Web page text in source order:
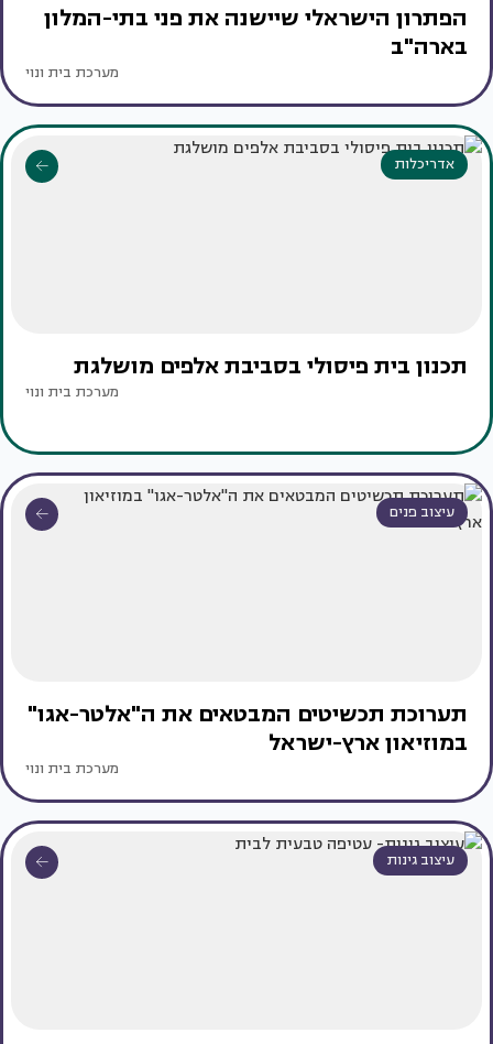
הפתרון הישראלי שיישנה את פני בתי-המלון
בארה"ב
מערכת בית ונוי
אדריכלות
תכנון בית פיסולי בסביבת אלפים מושלגת
מערכת בית ונוי
עיצוב פנים
תערוכת תכשיטים המבטאים את ה"אלטר-אגו"
במוזיאון ארץ-ישראל
מערכת בית ונוי
עיצוב גינות